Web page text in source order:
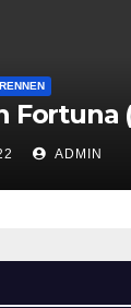
RENNEN
Fortuna
ADMIN